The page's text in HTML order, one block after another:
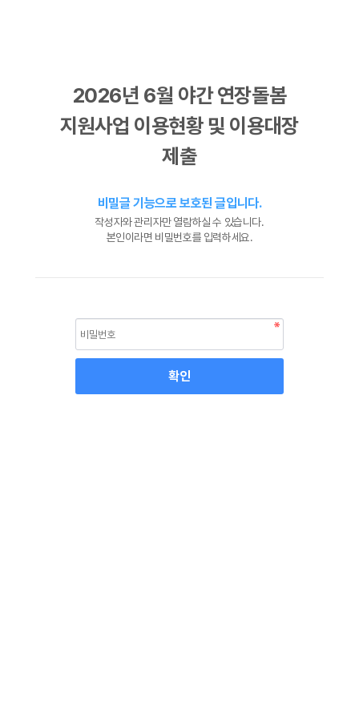
2026년 6월 야간 연장돌봄
지원사업 이용현황 및 이용대장
제출
비밀글 기능으로 보호된 글입니다.
작성자와 관리자만 열람하실 수 있습니다.
본인이라면 비밀번호를 입력하세요.